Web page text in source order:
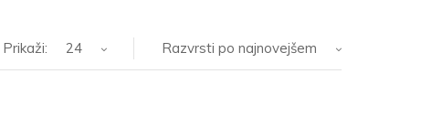
Razvrsti po najnovejšem
Prikaži: 24